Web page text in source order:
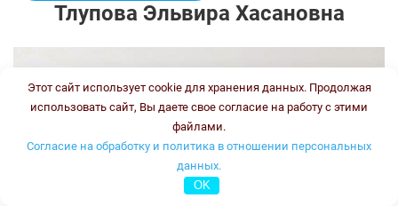
Тлупова Эльвира Хасановна
Этот сайт использует cookie для хранения данных. Продолжая
использовать сайт, Вы даете свое согласие на работу с этими
файлами.
Согласие на обработку и политика в отношении персональных
данных.
OK